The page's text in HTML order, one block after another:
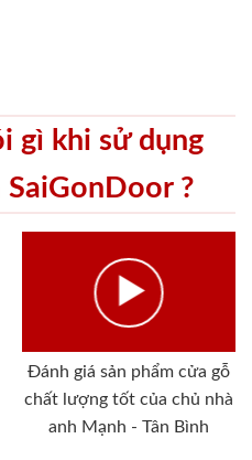
gì khi sử dụng
?
Đánh giá sản phẩm cửa gỗ
chất lượng tốt của chủ nhà
anh Mạnh - Tân Bình